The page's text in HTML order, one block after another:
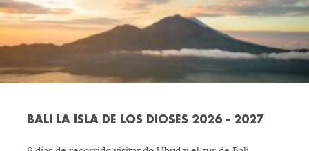
BALI LA ISLA DE LOS DIOSES 2026 - 2027